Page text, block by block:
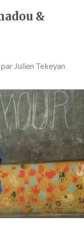
&
Julien Tekeyan